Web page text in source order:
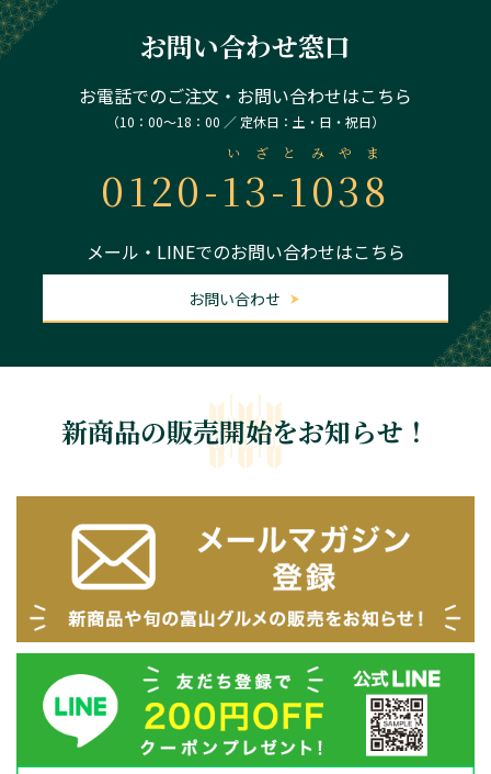
お問い合わせ窓口
お電話でのご注文・お問い合わせはこちら
（10：00～18：00 ／ 定休日：土・日・祝日）
0120-13-1038
いざとみやま
メール・LINEでのお問い合わせはこちら
お問い合わせ
新商品の販売開始をお知らせ！